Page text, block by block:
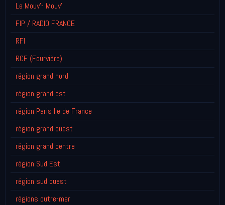
Le Mouv'- Mouv'
FIP / RADIO FRANCE
RFI
RCF (Fourvière)
région grand nord
région grand est
région Paris Ile de France
région grand ouest
région grand centre
région Sud Est
région sud ouest
régions outre-mer